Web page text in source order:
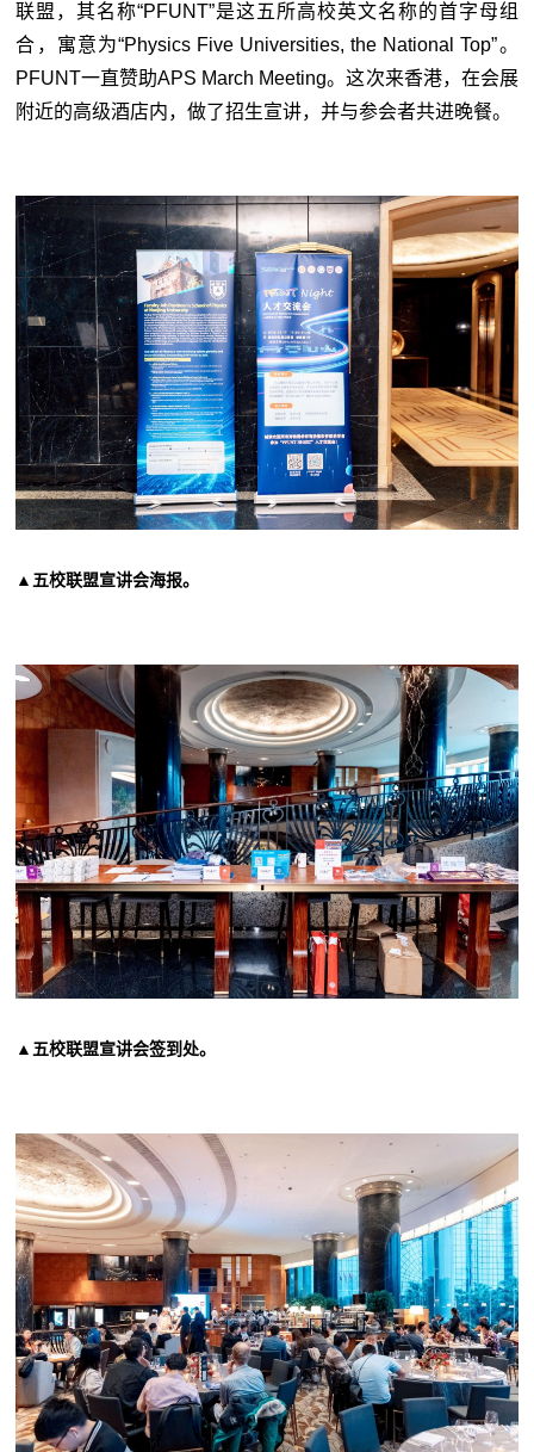
联盟，其名称“PFUNT”是这五所高校英文名称的首字母组
合，寓意为“Physics Five Universities, the National Top”。
PFUNT一直赞助APS March Meeting。这次来香港，在会展
附近的高级酒店内，做了招生宣讲，并与参会者共进晚餐。
▲五校联盟宣讲会海报。
▲ 五校联盟宣讲会签到处。